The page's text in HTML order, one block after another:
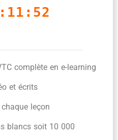
complète en e-learning
et écrits
leçon
blancs soit 10 000